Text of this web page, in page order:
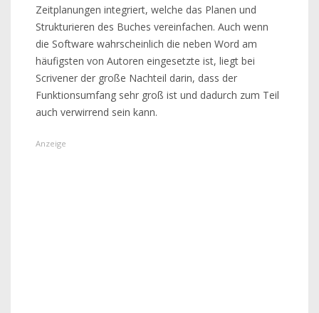
Zeitplanungen integriert, welche das Planen und
Strukturieren des Buches vereinfachen. Auch wenn
die Software wahrscheinlich die neben Word am
häufigsten von Autoren eingesetzte ist, liegt bei
Scrivener der große Nachteil darin, dass der
Funktionsumfang sehr groß ist und dadurch zum Teil
auch verwirrend sein kann.